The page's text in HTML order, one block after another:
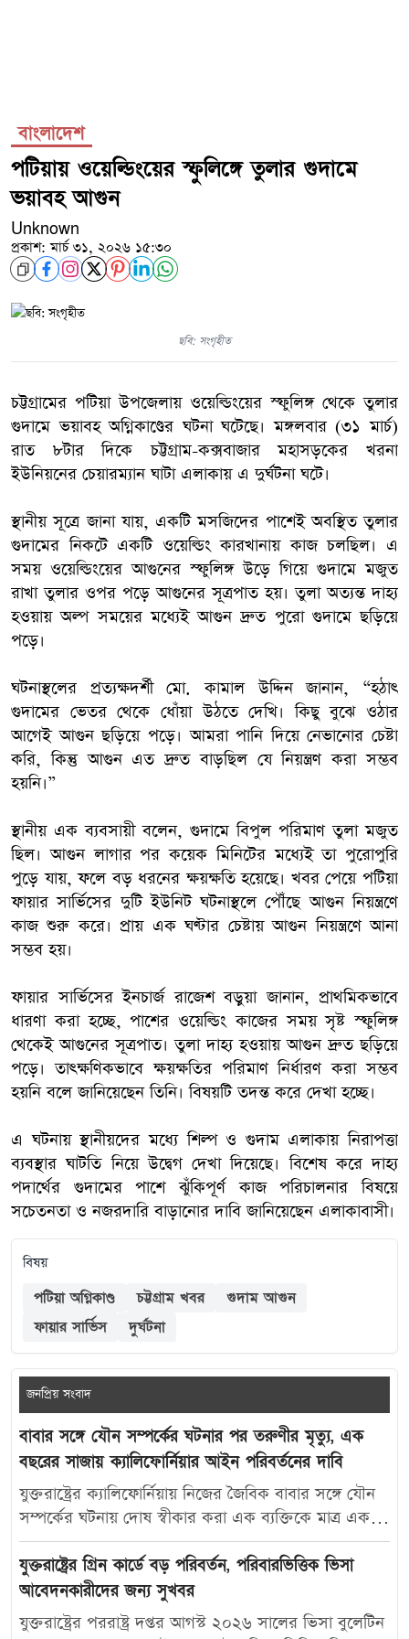
বাংলাদেশ
পটিয়ায় ওয়েল্ডিংয়ের স্ফুলিঙ্গে তুলার গুদামে
ভয়াবহ আগুন
Unknown
প্রকাশ: মার্চ ৩১, ২০২৬ ১৫:৩০
ছবি: সংগৃহীত
চট্টগ্রামের পটিয়া উপজেলায় ওয়েল্ডিংয়ের স্ফুলিঙ্গ থেকে তুলার
গুদামে ভয়াবহ অগ্নিকাণ্ডের ঘটনা ঘটেছে। মঙ্গলবার (৩১ মার্চ)
রাত ৮টার দিকে চট্টগ্রাম-কক্সবাজার মহাসড়কের খরনা
ইউনিয়নের চেয়ারম্যান ঘাটা এলাকায় এ দুর্ঘটনা ঘটে।
স্থানীয় সূত্রে জানা যায়, একটি মসজিদের পাশেই অবস্থিত তুলার
গুদামের নিকটে একটি ওয়েল্ডিং কারখানায় কাজ চলছিল। এ
সময় ওয়েল্ডিংয়ের আগুনের স্ফুলিঙ্গ উড়ে গিয়ে গুদামে মজুত
রাখা তুলার ওপর পড়ে আগুনের সূত্রপাত হয়। তুলা অত্যন্ত দাহ্য
হওয়ায় অল্প সময়ের মধ্যেই আগুন দ্রুত পুরো গুদামে ছড়িয়ে
পড়ে।
ঘটনাস্থলের প্রত্যক্ষদর্শী মো. কামাল উদ্দিন জানান, “হঠাৎ
গুদামের ভেতর থেকে ধোঁয়া উঠতে দেখি। কিছু বুঝে ওঠার
আগেই আগুন ছড়িয়ে পড়ে। আমরা পানি দিয়ে নেভানোর চেষ্টা
করি, কিন্তু আগুন এত দ্রুত বাড়ছিল যে নিয়ন্ত্রণ করা সম্ভব
হয়নি।”
স্থানীয় এক ব্যবসায়ী বলেন, গুদামে বিপুল পরিমাণ তুলা মজুত
ছিল। আগুন লাগার পর কয়েক মিনিটের মধ্যেই তা পুরোপুরি
পুড়ে যায়, ফলে বড় ধরনের ক্ষয়ক্ষতি হয়েছে। খবর পেয়ে পটিয়া
ফায়ার সার্ভিসের দুটি ইউনিট ঘটনাস্থলে পৌঁছে আগুন নিয়ন্ত্রণে
কাজ শুরু করে। প্রায় এক ঘণ্টার চেষ্টায় আগুন নিয়ন্ত্রণে আনা
সম্ভব হয়।
ফায়ার সার্ভিসের ইনচার্জ রাজেশ বড়ুয়া জানান, প্রাথমিকভাবে
ধারণা করা হচ্ছে, পাশের ওয়েল্ডিং কাজের সময় সৃষ্ট স্ফুলিঙ্গ
থেকেই আগুনের সূত্রপাত। তুলা দাহ্য হওয়ায় আগুন দ্রুত ছড়িয়ে
পড়ে। তাৎক্ষণিকভাবে ক্ষয়ক্ষতির পরিমাণ নির্ধারণ করা সম্ভব
হয়নি বলে জানিয়েছেন তিনি। বিষয়টি তদন্ত করে দেখা হচ্ছে।
এ ঘটনায় স্থানীয়দের মধ্যে শিল্প ও গুদাম এলাকায় নিরাপত্তা
ব্যবস্থার ঘাটতি নিয়ে উদ্বেগ দেখা দিয়েছে। বিশেষ করে দাহ্য
পদার্থের গুদামের পাশে ঝুঁকিপূর্ণ কাজ পরিচালনার বিষয়ে
সচেতনতা ও নজরদারি বাড়ানোর দাবি জানিয়েছেন এলাকাবাসী।
বিষয়
পটিয়া অগ্নিকাণ্ড চট্টগ্রাম খবর
গুদাম আগুন
ফায়ার সার্ভিস
দুর্ঘটনা
জনপ্রিয় সংবাদ
বাবার সঙ্গে যৌন সম্পর্কের ঘটনার পর তরুণীর মৃত্যু, এক
বছরের সাজায় ক্যালিফোর্নিয়ার আইন পরিবর্তনের দাবি
যুক্তরাষ্ট্রের ক্যালিফোর্নিয়ায় নিজের জৈবিক বাবার সঙ্গে যৌন
সম্পর্কের ঘটনায় দোষ স্বীকার করা এক ব্যক্তিকে মাত্র এক
বছরের কারাদণ্ড দেওয়ায় নতুন করে বিতর্ক তৈরি হয়েছে।
আদালতের এই রায়ে অসন্তোষ প্রকাশ করে ভুক্তভোগী
তরুণীর মা ক্যালিফোর্নিয়ার যৌন অপরাধ-সংক্রান্ত আইন
আরও কঠোর করার দাবি জানিয়েছেন। মার্কিন সংবাদমাধ্যম
যুক্তরাষ্ট্রের গ্রিন কার্ডে বড় পরিবর্তন, পরিবারভিত্তিক ভিসা
আবেদনকারীদের জন্য সুখবর
যুক্তরাষ্ট্রের পররাষ্ট্র দপ্তর আগস্ট ২০২৬ সালের ভিসা বুলেটিন